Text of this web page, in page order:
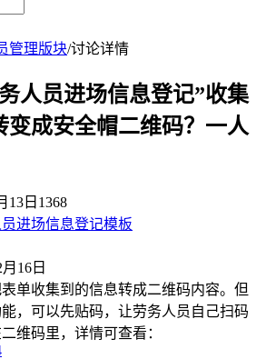
管理版块/讨论详情
人员进场信息登记”收集
变成安全帽二维码？一人
13日 1368
进场信息登记模板
16日
单收集到的信息转成二维码内容。但
，可以先贴码，让劳务人员自己扫码
维码里，详情可查看：